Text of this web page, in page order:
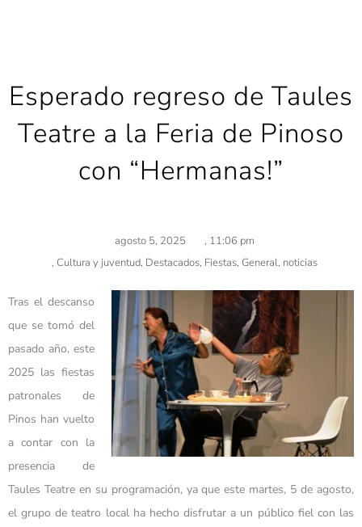
Esperado regreso de Taules
Teatre a la Feria de Pinoso
con “Hermanas!”
agosto 5, 2025 , 11:06 pm
, Cultura y juventud, Destacados, Fiestas, General, noticias
Tras el descanso
que se tomó del
pasado año, este
2025 las fiestas
patronales de
Pinos han vuelto
a contar con la
presencia de
Taules Teatre en su programación, ya que este martes, 5 de agosto,
el grupo de teatro local ha hecho disfrutar a un público fiel con las